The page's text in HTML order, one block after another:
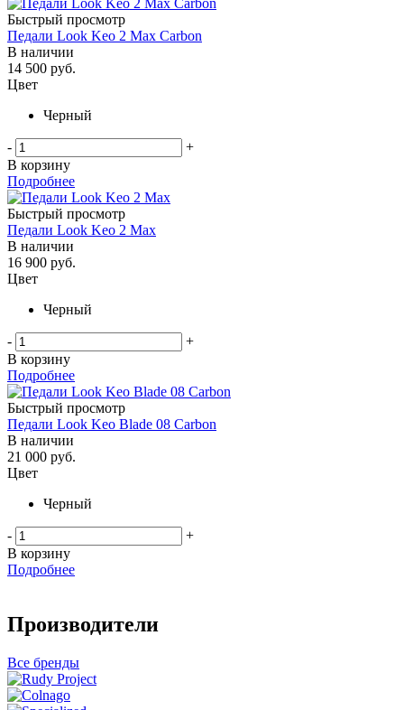
Быстрый просмотр
Педали Look Keo 2 Max Carbon
В наличии
14 500 руб.
Цвет
Черный
-
+
В корзину
Подробнее
Быстрый просмотр
Педали Look Keo 2 Max
В наличии
16 900 руб.
Цвет
Черный
-
+
В корзину
Подробнее
Быстрый просмотр
Педали Look Keo Blade 08 Carbon
В наличии
21 000 руб.
Цвет
Черный
-
+
В корзину
Подробнее
Производители
Все бренды